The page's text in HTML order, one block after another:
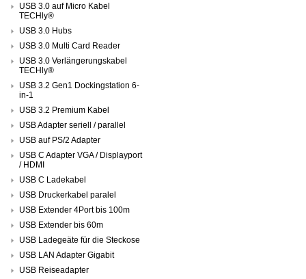
USB 3.0 auf Micro Kabel
TECHly®
USB 3.0 Hubs
USB 3.0 Multi Card Reader
USB 3.0 Verlängerungskabel
TECHly®
USB 3.2 Gen1 Dockingstation 6-
in-1
USB 3.2 Premium Kabel
USB Adapter seriell / parallel
USB auf PS/2 Adapter
USB C Adapter VGA / Displayport
/ HDMI
USB C Ladekabel
USB Druckerkabel paralel
USB Extender 4Port bis 100m
USB Extender bis 60m
USB Ladegeäte für die Steckose
USB LAN Adapter Gigabit
USB Reiseadapter